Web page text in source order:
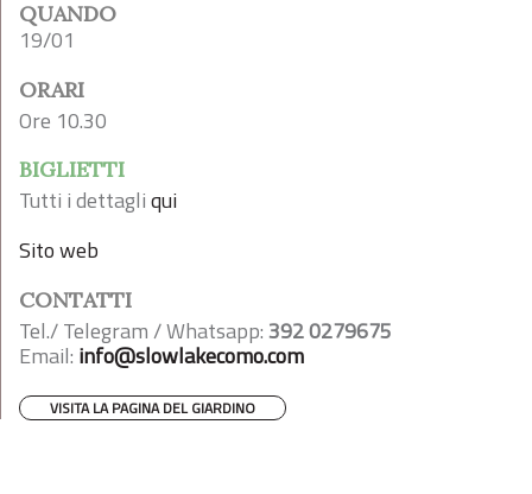
QUANDO
19/01
ORARI
Ore 10.30
BIGLIETTI
Tutti i dettagliqui
Sito web
CONTATTI
Tel./ Telegram / Whatsapp:392 0279675
Email: info@slowlakecomo.com
VISITA LA PAGINA DEL GIARDINO